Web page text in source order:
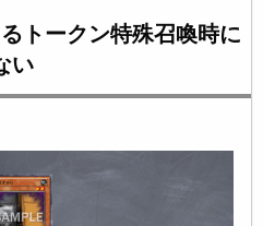
トークン特殊召喚時に
い